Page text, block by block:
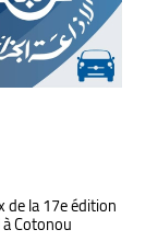
de la 17e édition
Cotonou